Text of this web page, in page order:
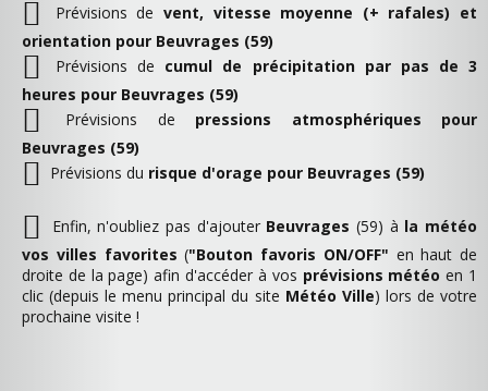
Prévisions de vent, vitesse moyenne (+ rafales) et
orientation pour Beuvrages (59)
Prévisions de cumul de précipitation par pas de 3
heures pour Beuvrages (59)
Prévisions de pressions atmosphériques pour
Beuvrages (59)
Prévisions du risque d'orage pour Beuvrages (59)
Enfin, n'oubliez pas d'ajouter Beuvrages (59) à la météo
vos villes favorites ("Bouton favoris ON/OFF" en haut de
droite de la page) afin d'accéder à vos prévisions météo en 1
clic (depuis le menu principal du site Météo Ville) lors de votre
prochaine visite !